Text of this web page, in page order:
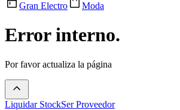
Gran Electro
Moda
Error interno.
Por favor actualiza la página
Liquidar StockSer Proveedor